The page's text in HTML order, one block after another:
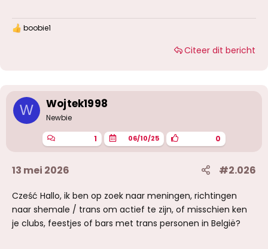
W
n
g
boobie1
Citeer dit bericht
W Wojtek1998
Newbie
1 06/10/25 0
13 mei 2026 #2.026
Cześć Hallo, ik ben op zoek naar meningen, richtingen
naar shemale / trans om actief te zijn, of misschien ken
je clubs, feestjes of bars met trans personen in België?